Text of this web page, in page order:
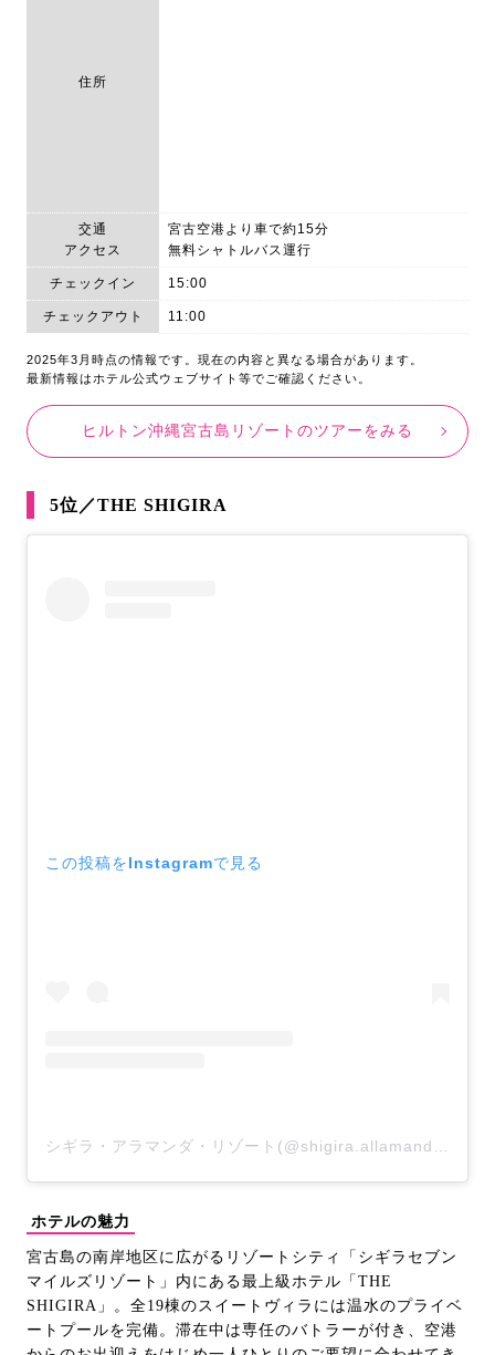
住所
交通
アクセス
宮古空港より車で約15分
無料シャトルバス運行
チェックイン 15:00
チェックアウト 11:00
2025年3月時点の情報です。現在の内容と異なる場合があります。
最新情報はホテル公式ウェブサイト等でご確認ください。
ヒルトン沖縄宮古島リゾートのツアーをみる
5位／THE SHIGIRA
この投稿をInstagramで見る
ホテルの魅力
宮古島の南岸地区に広がるリゾートシティ「シギラセブン
マイルズリゾート」内にある最上級ホテル「THE
SHIGIRA」。全19棟のスイートヴィラには温水のプライベ
ートプールを完備。滞在中は専任のバトラーが付き、空港